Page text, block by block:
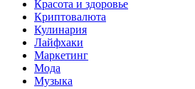
Красота и здоровье
Криптовалюта
Кулинария
Лайфхаки
Маркетинг
Мода
Музыка